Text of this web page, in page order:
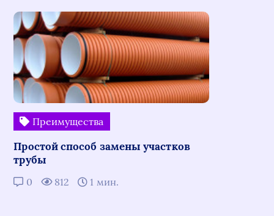
Преимущества
Простой способ замены участков
трубы
0 812 1 мин.